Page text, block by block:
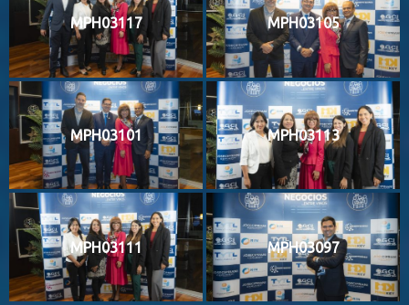
MPH03117 MPH03105
MPH03101 MPH03113
MPH03111 MPH03097